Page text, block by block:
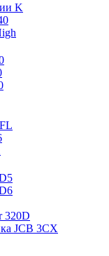
K
320D
JCB 3CX